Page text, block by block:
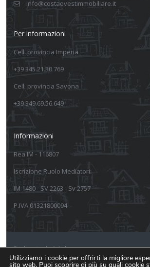
info@costaovestimmobiliare.it
Per informazioni
Cell. provincia Imperia
+39 345.21.30.769
Cell. provincia Savona
+39 349.69.56.649
Informazioni
Rea IM - 116807
Iscrizione Ruolo Mediatori:
IM 1480 - SV 2263 - Sv 2757
P.IVA 01321800094
Realizzato da Arkeba
Utilizziamo i cookie per offrirti la migliore
sito web. Puoi scoprire di più su quali cookie